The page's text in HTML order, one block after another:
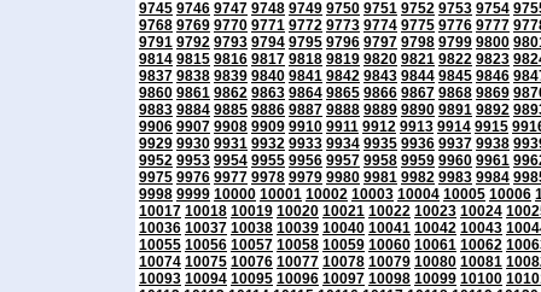
9745 9746 9747 9748 9749 9750 9751 9752 9753 9754
9768 9769 9770 9771 9772 9773 9774 9775 9776 9777
9791 9792 9793 9794 9795 9796 9797 9798 9799 9800
9814 9815 9816 9817 9818 9819 9820 9821 9822 9823
9837 9838 9839 9840 9841 9842 9843 9844 9845 9846
9860 9861 9862 9863 9864 9865 9866 9867 9868 9869
9883 9884 9885 9886 9887 9888 9889 9890 9891 9892
9906 9907 9908 9909 9910 9911 9912 9913 9914 9915
9929 9930 9931 9932 9933 9934 9935 9936 9937 9938
9952 9953 9954 9955 9956 9957 9958 9959 9960 9961
9975 9976 9977 9978 9979 9980 9981 9982 9983 9984
9998 9999 10000 10001 10002 10003 10004 10005 10006
10017 10018 10019 10020 10021 10022 10023 10024
10036 10037 10038 10039 10040 10041 10042 10043
10055 10056 10057 10058 10059 10060 10061 10062
10074 10075 10076 10077 10078 10079 10080 10081
10093 10094 10095 10096 10097 10098 10099 10100